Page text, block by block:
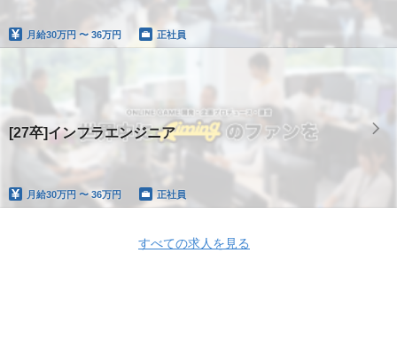
月給30万円 〜 36万円 正社員
[27卒]インフラエンジニア
月給30万円 〜 36万円 正社員
すべての求人を見る